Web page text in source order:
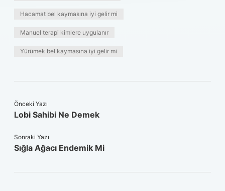
Hacamat bel kaymasına iyi gelir mi
Manuel terapi kimlere uygulanır
Yürümek bel kaymasına iyi gelir mi
Önceki Yazı
Lobi Sahibi Ne Demek
Sonraki Yazı
Sığla Ağacı Endemik Mi